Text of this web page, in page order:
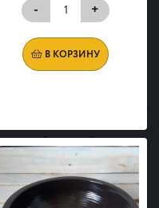
-
+
В КОРЗИНУ